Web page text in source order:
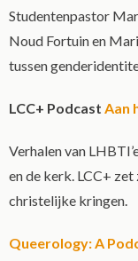
Studentenpastor
Noud Fortuin en
tussen
LCC+ Podcast Aan
Verhalen van
en de kerk. LCC+
christelijke kringen.
Queerology: A